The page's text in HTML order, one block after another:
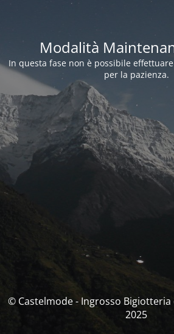
Modalità
In questa fase non è possibile
per la pazienza.
© Castelmode - Ingrosso Bigiotteria
2025